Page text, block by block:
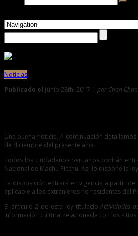
Noticias
Publicado el junio 28th, 2017 | por Chan Chan
Una buena noticia. A continuación
de diciembre del presente año.
Todos los ciudadanos peruanos podrán
Nacional de Machu Picchu. Así lo dispone la
La disposición entrará en vigencia a partir
aplicable a los extranjeros no residentes del
El artículo 2 de esta ley titulado Actividades
información cultural relacionada con los